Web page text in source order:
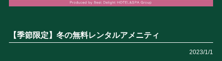
【季節限定】冬の無料レンタルアメニティ
2023/1/1